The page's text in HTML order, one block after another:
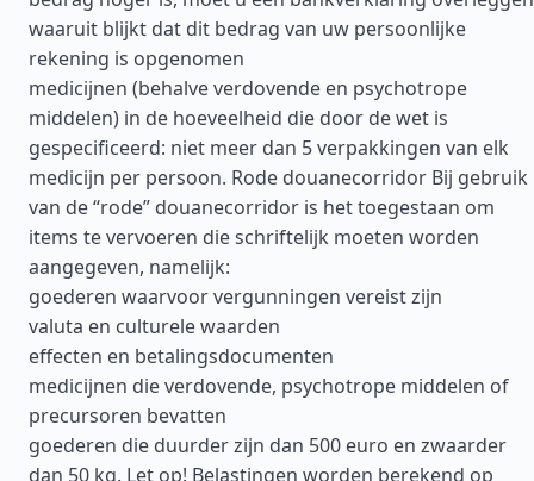
waaruit blijkt dat dit bedrag van uw persoonlijke
rekening is opgenomen
medicijnen (behalve verdovende en psychotrope
middelen) in de hoeveelheid die door de wet is
gespecificeerd: niet meer dan 5 verpakkingen van elk
medicijn per persoon. Rode douanecorridor Bij gebruik
van de “rode” douanecorridor is het toegestaan om
items te vervoeren die schriftelijk moeten worden
aangegeven, namelijk:
goederen waarvoor vergunningen vereist zijn
valuta en culturele waarden
effecten en betalingsdocumenten
medicijnen die verdovende, psychotrope middelen of
precursoren bevatten
goederen die duurder zijn dan 500 euro en zwaarder
dan 50 kg. Let op! Belastingen worden berekend op